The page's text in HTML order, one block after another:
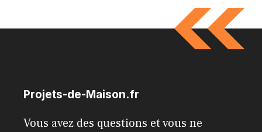
Projets-de-Maison.fr
Vous avez des questions et vous ne